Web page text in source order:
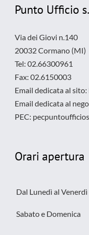
Punto Ufficio
Via dei Giovi n.140
20032 Cormano (MI)
Tel: 02.66300961
Fax: 02.6150003
Email dedicata al
Email dedicata al
PEC:
Orari apertura
Dal Lunedì al Venerdì
Sabato e Domenica